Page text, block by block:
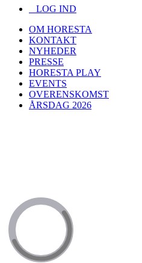
LOG IND
OM HORESTA
KONTAKT
NYHEDER
PRESSE
HORESTA PLAY
EVENTS
OVERENSKOMST
ÅRSDAG 2026